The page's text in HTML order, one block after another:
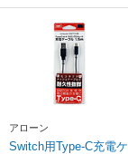
アローン
Switch用Type-C充電ケ